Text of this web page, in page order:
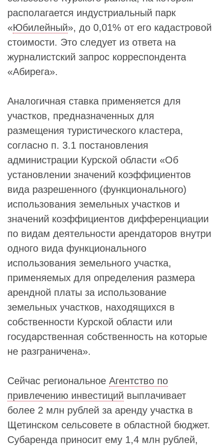
располагается индустриальный парк
«Юбилейный», до 0,01% от его кадастровой
стоимости. Это следует из ответа на
журналистский запрос корреспондента
«Абирега».
Аналогичная ставка применяется для
участков, предназначенных для
размещения туристического кластера,
согласно п. 3.1 постановления
администрации Курской области «Об
установлении значений коэффициентов
вида разрешенного (функционального)
использования земельных участков и
значений коэффициентов дифференциации
по видам деятельности арендаторов внутри
одного вида функционального
использования земельного участка,
применяемых для определения размера
арендной платы за использование
земельных участков, находящихся в
собственности Курской области или
государственная собственность на которые
не разграничена».
Сейчас региональное Агентство по
привлечению инвестиций выплачивает
более 2 млн рублей за аренду участка в
Щетинском сельсовете в областной бюджет.
Субаренда приносит ему 1,4 млн рублей,